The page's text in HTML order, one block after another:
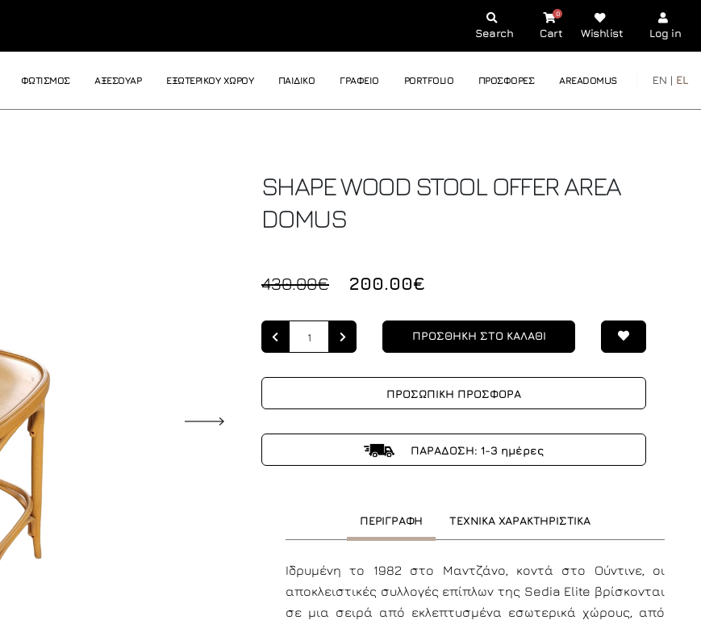
Search Cart
0
Wishlist Log in
ΦΩΤΙΣΜΟΣ ΑΞΕΣΟΥΑΡ ΕΞΩΤΕΡΙΚΟΥ ΧΩΡΟΥ ΠΑΙΔΙΚΟ ΓΡΑΦΕΙΟ PORTFOLIO ΠΡΟΣΦΟΡΕΣ AREADOMUS EN | EL
SHAPE WOOD STOOL OFFERAREA
DOMUS
430.00€ 200.00€
ΠΡΟΣΘΗΚΗ ΣΤΟ ΚΑΛΑΘΙ
ΠΡΟΣΩΠΙΚΗ ΠΡΟΣΦΟΡΑ
ΠΑΡΑΔΟΣΗ: 1-3 ημέρες
ΠΕΡΙΓΡΑΦΗ ΤΕΧΝΙΚΑ ΧΑΡΑΚΤΗΡΙΣΤΙΚΑ
Ιδρυμένη το 1982 στο Μαντζάνο, κοντά στο Ούντινε, οι
αποκλειστικές συλλογές επίπλων της Sedia Elite βρίσκονται
σε μια σειρά από εκλεπτυσμένα εσωτερικά χώρους, από